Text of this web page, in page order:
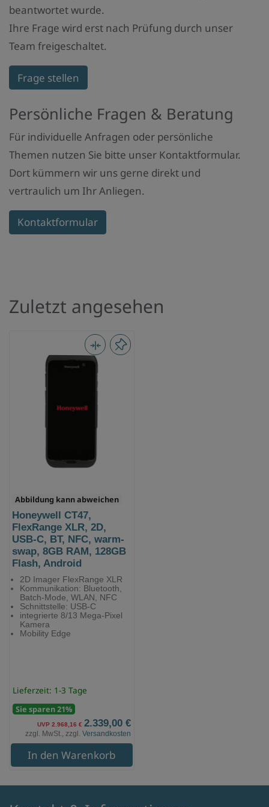
beantwortet wurde.
Ihre Frage wird erst nach Prüfung durch unser
Team freigeschaltet.
Frage stellen
Persönliche Fragen & Beratung
Für individuelle Anfragen oder persönliche
Themen nutzen Sie bitte unser Kontaktformular.
Dort kümmern wir uns gerne direkt und
vertraulich um Ihr Anliegen.
Kontaktformular
Zuletzt angesehen
Abbildung kann abweichen
Honeywell CT47,
FlexRange XLR, 2D,
USB-C, BT, NFC, warm-
swap, 8GB RAM, 128GB
Flash, Android
2D Imager FlexRange XLR
Kommunikation: Bluetooth,
Batch-Mode, WLAN, NFC
Schnittstelle: USB-C
integrierte 8/13 Mega-Pixel
Kamera
Mobility Edge
Lieferzeit: 1-3 Tage
Sie sparen 21%
UVP 2.968,16 € 2.339,00 €
zzgl. MwSt., zzgl. Versandkosten
In den Warenkorb